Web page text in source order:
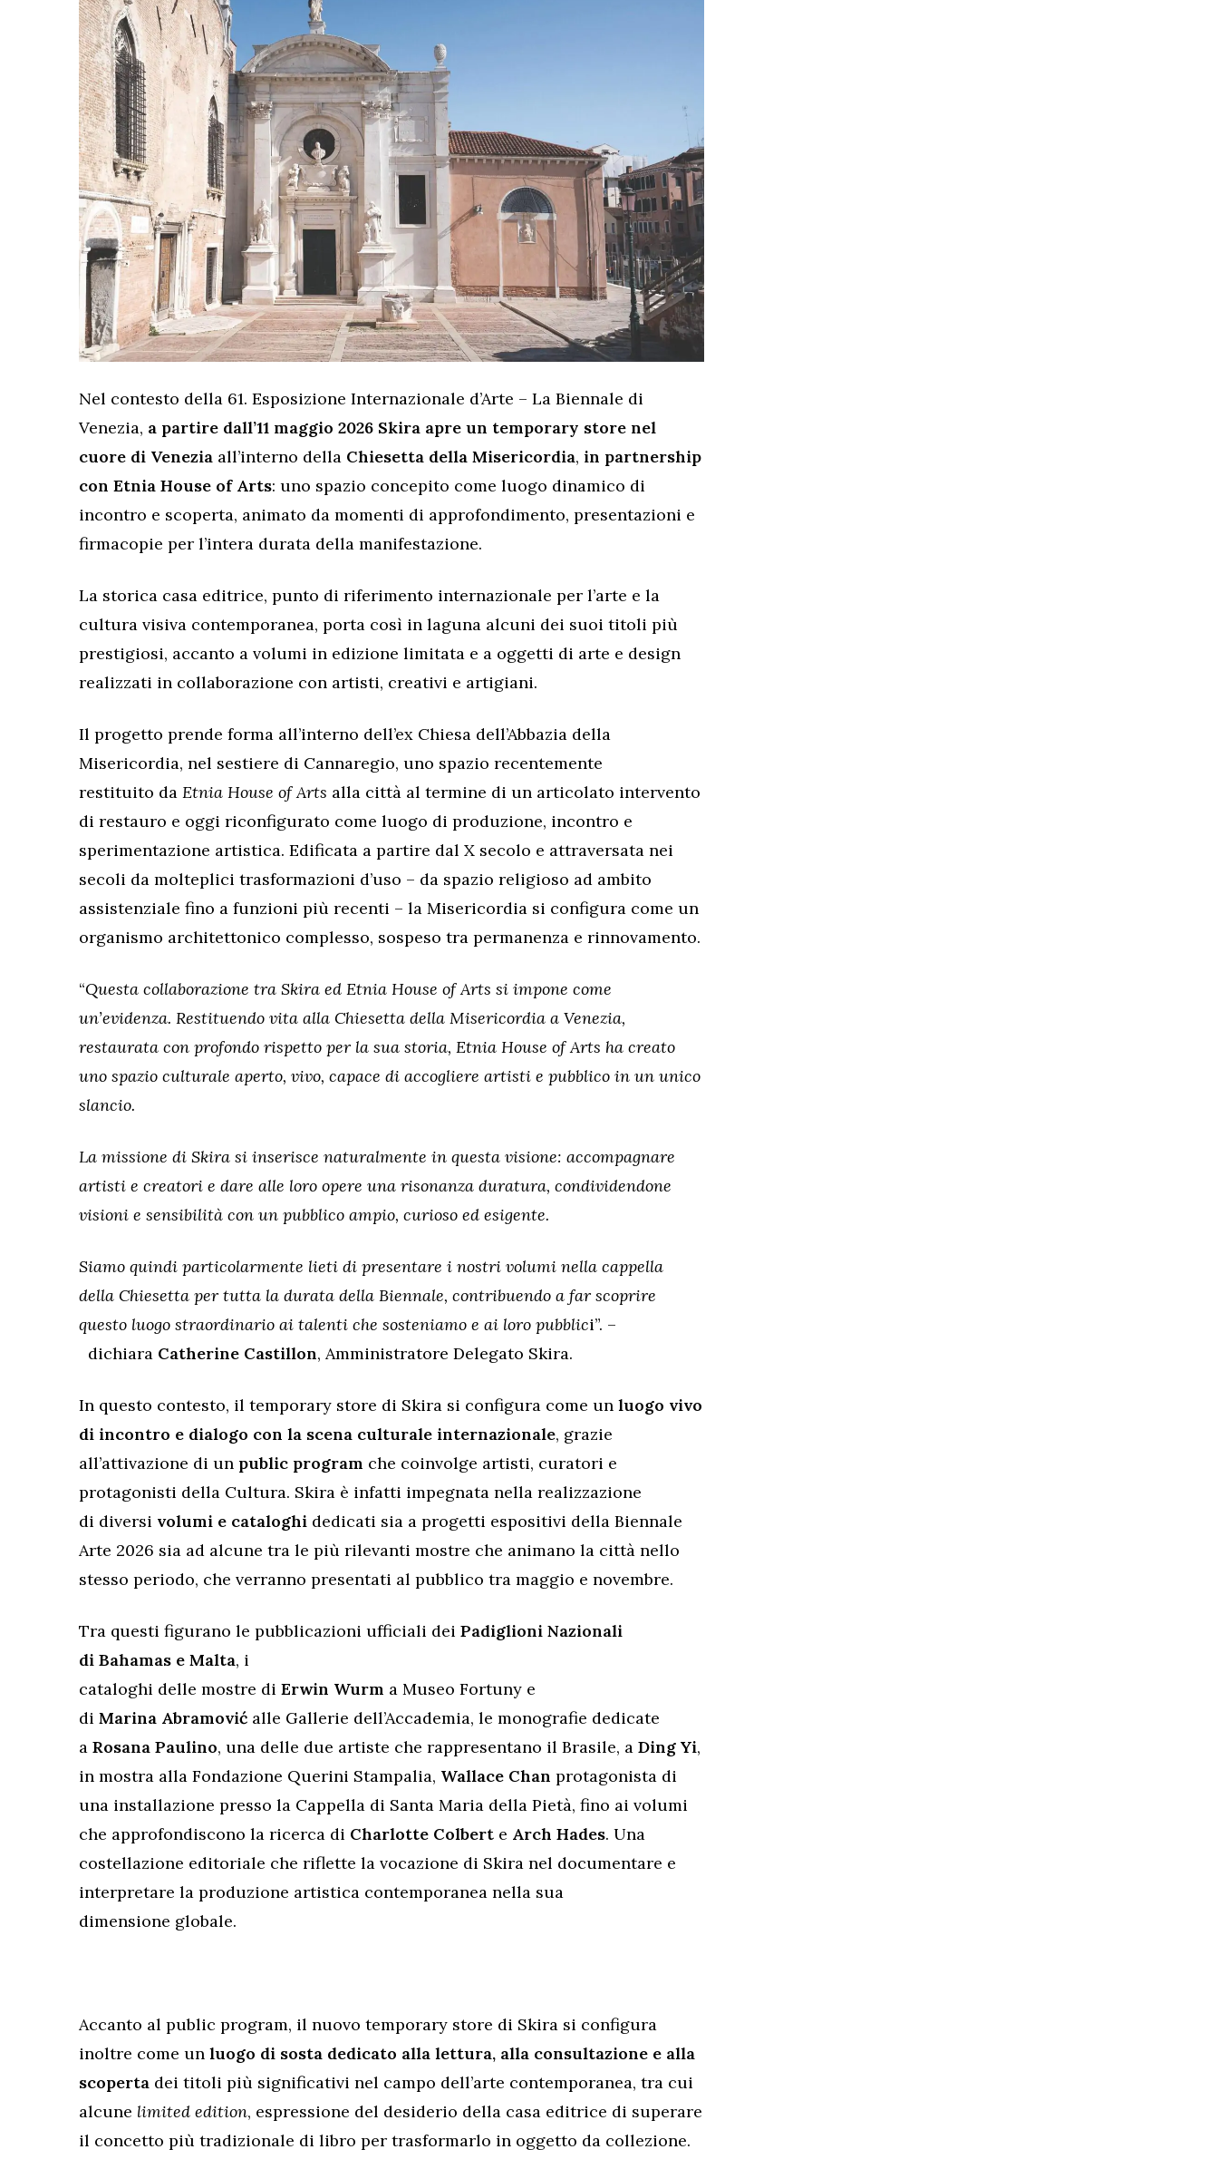
Nel contesto della 61. Esposizione Internazionale d’Arte – La Biennale di
Venezia, a partire dall’11 maggio 2026 Skira apre un temporary store nel
cuore di Venezia all’interno della Chiesetta della Misericordia, in partnership
con Etnia House of Arts: uno spazio concepito come luogo dinamico di
incontro e scoperta, animato da momenti di approfondimento, presentazioni e
firmacopie per l’intera durata della manifestazione.
La storica casa editrice, punto di riferimento internazionale per l’arte e la
cultura visiva contemporanea, porta così in laguna alcuni dei suoi titoli più
prestigiosi, accanto a volumi in edizione limitata e a oggetti di arte e design
realizzati in collaborazione con artisti, creativi e artigiani.
Il progetto prende forma all’interno dell’ex Chiesa dell’Abbazia della
Misericordia, nel sestiere di Cannaregio, uno spazio recentemente
restituito da Etnia House of Arts alla città al termine di un articolato intervento
di restauro e oggi riconfigurato come luogo di produzione, incontro e
sperimentazione artistica. Edificata a partire dal X secolo e attraversata nei
secoli da molteplici trasformazioni d’uso – da spazio religioso ad ambito
assistenziale fino a funzioni più recenti – la Misericordia si configura come un
organismo architettonico complesso, sospeso tra permanenza e rinnovamento.
“Questa collaborazione tra Skira ed Etnia House of Arts si impone come
un’evidenza. Restituendo vita alla Chiesetta della Misericordia a Venezia,
restaurata con profondo rispetto per la sua storia, Etnia House of Arts ha creato
uno spazio culturale aperto, vivo, capace di accogliere artisti e pubblico in un unico
slancio.
La missione di Skira si inserisce naturalmente in questa visione: accompagnare
artisti e creatori e dare alle loro opere una risonanza duratura, condividendone
visioni e sensibilità con un pubblico ampio, curioso ed esigente.
Siamo quindi particolarmente lieti di presentare i nostri volumi nella cappella
della Chiesetta per tutta la durata della Biennale, contribuendo a far scoprire
questo luogo straordinario ai talenti che sosteniamo e ai loro pubblici”. –
dichiara Catherine Castillon, Amministratore Delegato Skira.
In questo contesto, il temporary store di Skira si configura come un luogo vivo
di incontro e dialogo con la scena culturale internazionale, grazie
all’attivazione di un public program che coinvolge artisti, curatori e
protagonisti della Cultura. Skira è infatti impegnata nella realizzazione
di diversi volumi e cataloghi dedicati sia a progetti espositivi della Biennale
Arte 2026 sia ad alcune tra le più rilevanti mostre che animano la città nello
stesso periodo, che verranno presentati al pubblico tra maggio e novembre.
Tra questi figurano le pubblicazioni ufficiali dei Padiglioni Nazionali
di Bahamas e Malta, i
cataloghi delle mostre di Erwin Wurm a Museo Fortuny e
di Marina Abramović alle Gallerie dell’Accademia, le monografie dedicate
a Rosana Paulino, una delle due artiste che rappresentano il Brasile, a Ding Yi,
in mostra alla Fondazione Querini Stampalia, Wallace Chan protagonista di
una installazione presso la Cappella di Santa Maria della Pietà, fino ai volumi
che approfondiscono la ricerca di Charlotte Colbert e Arch Hades. Una
costellazione editoriale che riflette la vocazione di Skira nel documentare e
interpretare la produzione artistica contemporanea nella sua
dimensione globale.
Accanto al public program, il nuovo temporary store di Skira si configura
inoltre come un luogo di sosta dedicato alla lettura, alla consultazione e alla
scoperta dei titoli più significativi nel campo dell’arte contemporanea, tra cui
alcune limited edition, espressione del desiderio della casa editrice di superare
il concetto più tradizionale di libro per trasformarlo in oggetto da collezione.